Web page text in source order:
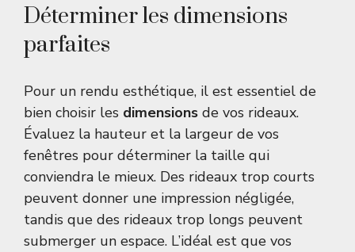
Déterminer les dimensions
parfaites
Pour un rendu esthétique, il est essentiel de
bien choisir les dimensions de vos rideaux.
Évaluez la hauteur et la largeur de vos
fenêtres pour déterminer la taille qui
conviendra le mieux. Des rideaux trop courts
peuvent donner une impression négligée,
tandis que des rideaux trop longs peuvent
submerger un espace. L’idéal est que vos